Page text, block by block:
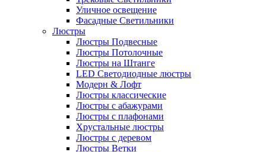
Уличное освещение
Фасадные Светильники
Люстры
Люстры Подвесные
Люстры Потолочные
Люстры на Штанге
LED Светодиодные люстры
Модерн & Лофт
Люстры классические
Люстры с абажурами
Люстры с плафонами
Хрустальные люстры
Люстры с деревом
Люстры Ветки